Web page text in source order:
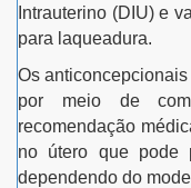
Intrauterino (DIU) e
para laqueadura.
Os
por meio de
recomendação
no útero que pode
dependendo do